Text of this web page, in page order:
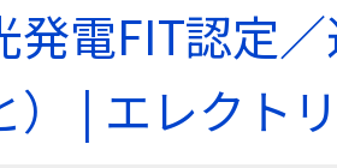
発電FIT認定
） | エレクト